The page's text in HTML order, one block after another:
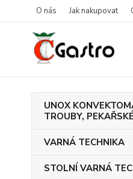
O nás Jak nakupovat
UNOX
TROUBY,
VARNÁ TECHNIKA
STOLNÍ VARNÁ